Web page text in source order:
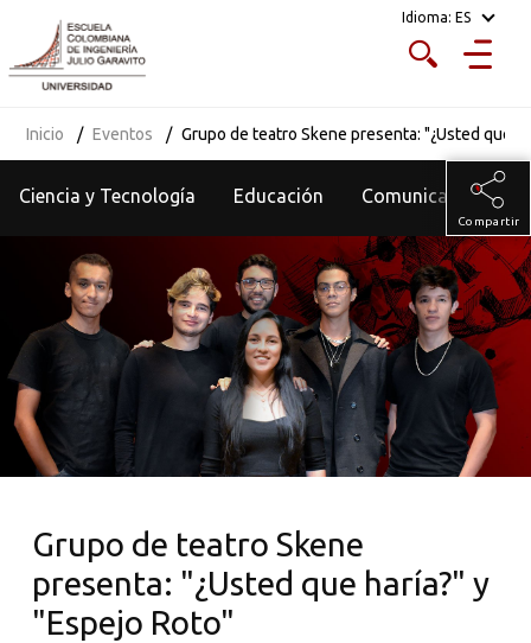
Idioma: ES
Inicio Eventos Grupo de teatro Skene presenta: "¿Usted que
Ciencia y Tecnología Educación Comunicados
Compartir
Grupo de teatro Skene
presenta: "¿Usted que haría?" y
"Espejo Roto"